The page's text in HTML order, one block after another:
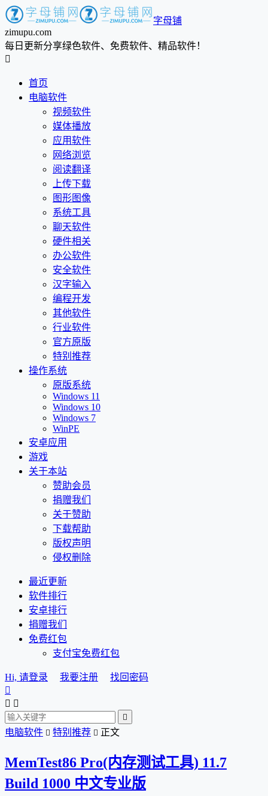
字母铺
zimupu.com
每日更新分享绿色软件、免费软件、精品软件！

首页
电脑软件
视频软件
媒体播放
应用软件
网络浏览
阅读翻译
上传下载
图形图像
系统工具
聊天软件
硬件相关
办公软件
安全软件
汉字输入
编程开发
其他软件
行业软件
官方原版
特别推荐
操作系统
原版系统
Windows 11
Windows 10
Windows 7
WinPE
安卓应用
游戏
关于本站
赞助会员
捐赠我们
关于赞助
下载帮助
版权声明
侵权删除
最近更新
软件排行
安卓排行
捐赠我们
免费红包
支付宝免费红包
Hi, 请登录 我要注册
找回密码

 

电脑软件  特别推荐  正文
MemTest86 Pro(内存测试工具) 11.7
Build 1000 中文专业版